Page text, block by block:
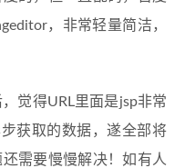
，非常轻量简洁，
得URL里面是jsp非常
获取的数据，遂全部将
需要慢慢解决！如有人